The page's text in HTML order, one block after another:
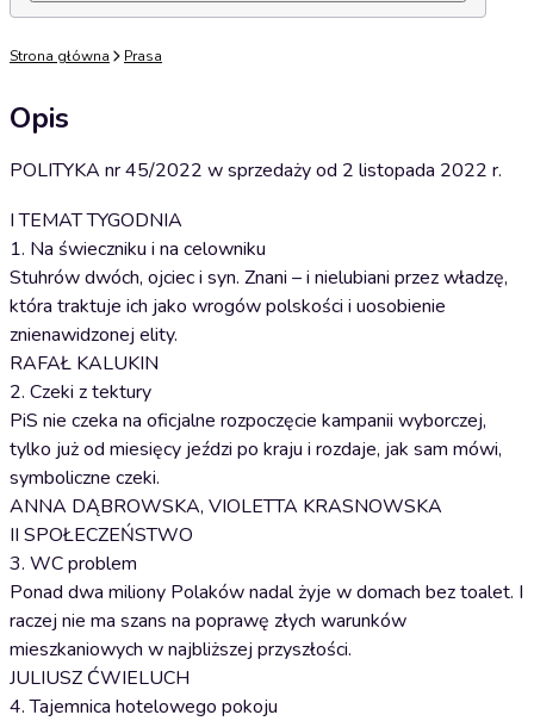
Strona główna Prasa
Opis
POLITYKA nr 45/2022 w sprzedaży od 2 listopada 2022 r.
I TEMAT TYGODNIA
1. Na świeczniku i na celowniku
Stuhrów dwóch, ojciec i syn. Znani – i nielubiani przez władzę,
która traktuje ich jako wrogów polskości i uosobienie
znienawidzonej elity.
RAFAŁ KALUKIN
2. Czeki z tektury
PiS nie czeka na oficjalne rozpoczęcie kampanii wyborczej,
tylko już od miesięcy jeździ po kraju i rozdaje, jak sam mówi,
symboliczne czeki.
ANNA DĄBROWSKA, VIOLETTA KRASNOWSKA
II SPOŁECZEŃSTWO
3. WC problem
Ponad dwa miliony Polaków nadal żyje w domach bez toalet. I
raczej nie ma szans na poprawę złych warunków
mieszkaniowych w najbliższej przyszłości.
JULIUSZ ĆWIELUCH
4. Tajemnica hotelowego pokoju